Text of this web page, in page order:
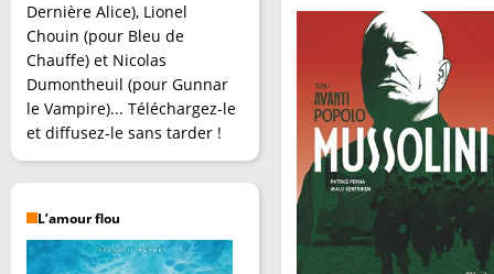
Dernière Alice), Lionel
Chouin (pour Bleu de
Chauffe) et Nicolas
Dumontheuil (pour Gunnar
le Vampire)... Téléchargez-le
et diffusez-le sans tarder !
L’amour flou